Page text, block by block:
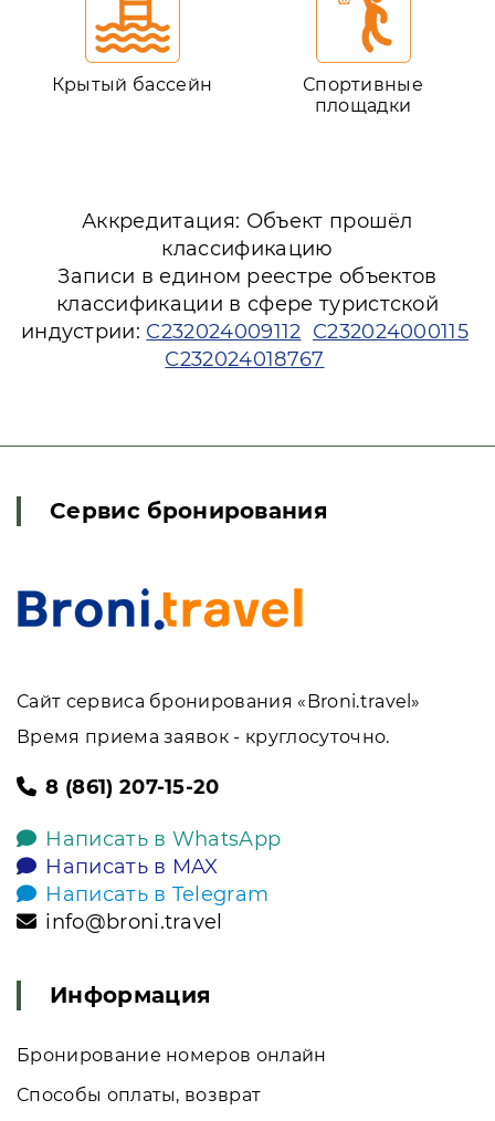
Крытый бассейн
Спортивные
площадки
Аккредитация: Объект прошёл
классификацию
Записи в едином реестре объектов
классификации в сфере туристской
индустрии: С232024009112 С232024000115
С232024018767
Сервис бронирования
Сайт сервиса бронирования «Broni.travel»
Время приема заявок - круглосуточно.
8 (861) 207-15-20
Написать в WhatsApp
Написать в MAX
Написать в Telegram
info@broni.travel
Информация
Бронирование номеров онлайн
Способы оплаты, возврат